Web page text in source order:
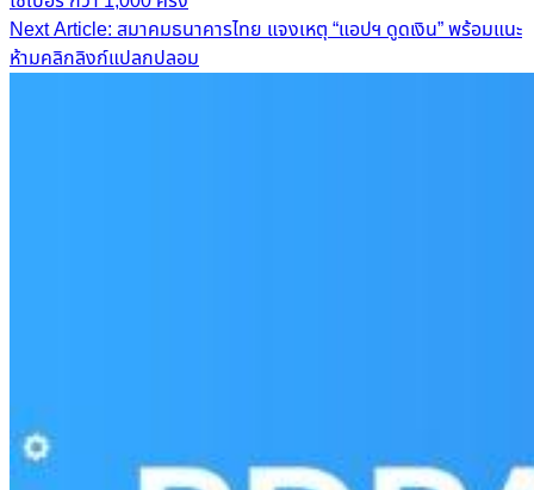
navigation
Next Article: สมาคมธนาคารไทย แจงเหตุ “แอปฯ ดูดเงิน” พร้อมแนะ
ห้ามคลิกลิงก์แปลกปลอม